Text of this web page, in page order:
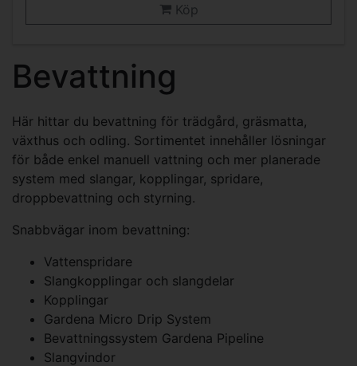
Köp
Bevattning
Här hittar du bevattning för trädgård, gräsmatta,
växthus och odling. Sortimentet innehåller lösningar
för både enkel manuell vattning och mer planerade
system med slangar, kopplingar, spridare,
droppbevattning och styrning.
Snabbvägar inom bevattning:
Vattenspridare
Slangkopplingar och slangdelar
Kopplingar
Gardena Micro Drip System
Bevattningssystem Gardena Pipeline
Slangvindor